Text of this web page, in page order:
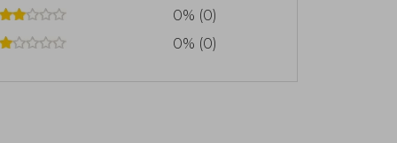
0% (0)
0% (0)